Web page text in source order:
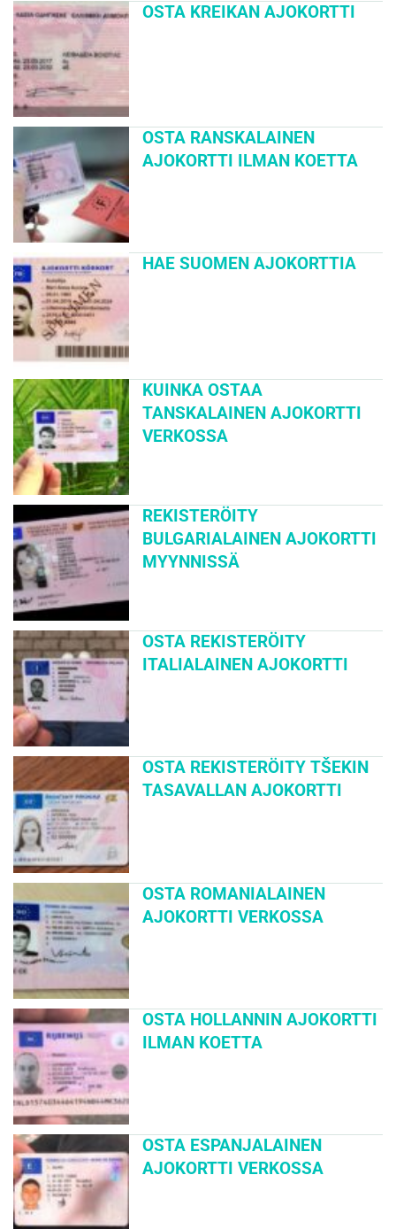
OSTA KREIKAN AJOKORTTI
OSTA RANSKALAINEN
AJOKORTTI ILMAN KOETTA
HAE SUOMEN AJOKORTTIA
KUINKA OSTAA
TANSKALAINEN AJOKORTTI
VERKOSSA
REKISTERÖITY
BULGARIALAINEN AJOKORTTI
MYYNNISSÄ
OSTA REKISTERÖITY
ITALIALAINEN AJOKORTTI
OSTA REKISTERÖITY TŠEKIN
TASAVALLAN AJOKORTTI
OSTA ROMANIALAINEN
AJOKORTTI VERKOSSA
OSTA HOLLANNIN AJOKORTTI
ILMAN KOETTA
OSTA ESPANJALAINEN
AJOKORTTI VERKOSSA